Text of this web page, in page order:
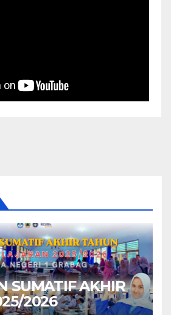
SUMATIF AKHIR
2026